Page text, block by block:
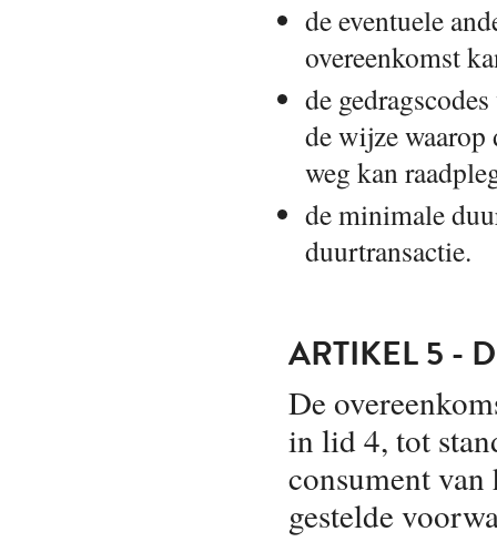
de eventuele
overeenkomst
de
de wijze waarop
weg kan
de minimale
duurtransactie.
ARTIKEL 5 -
De
in lid 4, tot
consument van
gestelde